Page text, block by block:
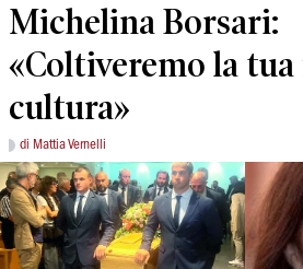
Michelina Borsari:
«Coltiveremo la tua
cultura»
di Mattia Vernelli